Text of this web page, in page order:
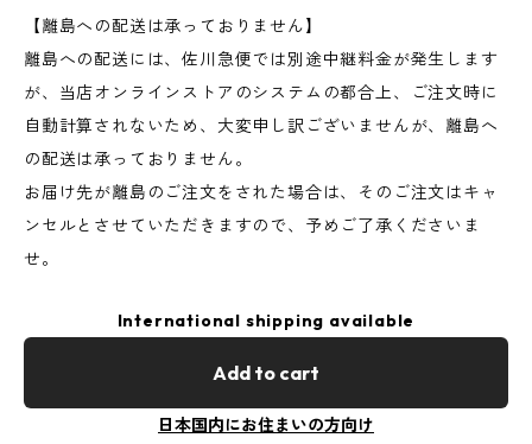
【離島への配送は承っておりません】
離島への配送には、佐川急便では別途中継料金が発生します
が、当店オンラインストアのシステムの都合上、ご注文時に
自動計算されないため、大変申し訳ございませんが、離島へ
の配送は承っておりません。
お届け先が離島のご注文をされた場合は、そのご注文はキャ
ンセルとさせていただきますので、予めご了承くださいま
せ。
International shipping available
Add to cart
日本国内にお住まいの方向け